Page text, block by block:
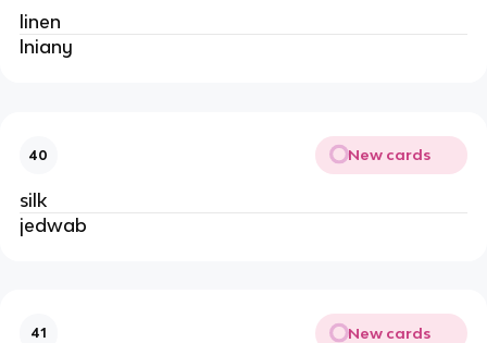
linen
lniany
40 New cards
silk
jedwab
41 New cards